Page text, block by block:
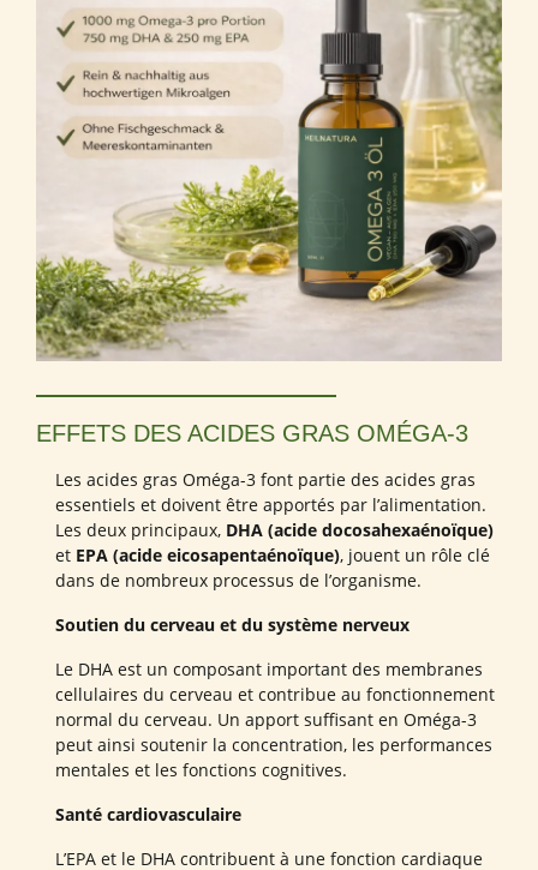
EFFETS DES ACIDES GRAS OMÉGA-3
Les acides gras Oméga-3 font partie des acides gras
essentiels et doivent être apportés par l’alimentation.
Les deux principaux, DHA (acide docosahexaénoïque)
et EPA (acide eicosapentaénoïque), jouent un rôle clé
dans de nombreux processus de l’organisme.
Soutien du cerveau et du système nerveux
Le DHA est un composant important des membranes
cellulaires du cerveau et contribue au fonctionnement
normal du cerveau. Un apport suffisant en Oméga-3
peut ainsi soutenir la concentration, les performances
mentales et les fonctions cognitives.
Santé cardiovasculaire
L’EPA et le DHA contribuent à une fonction cardiaque